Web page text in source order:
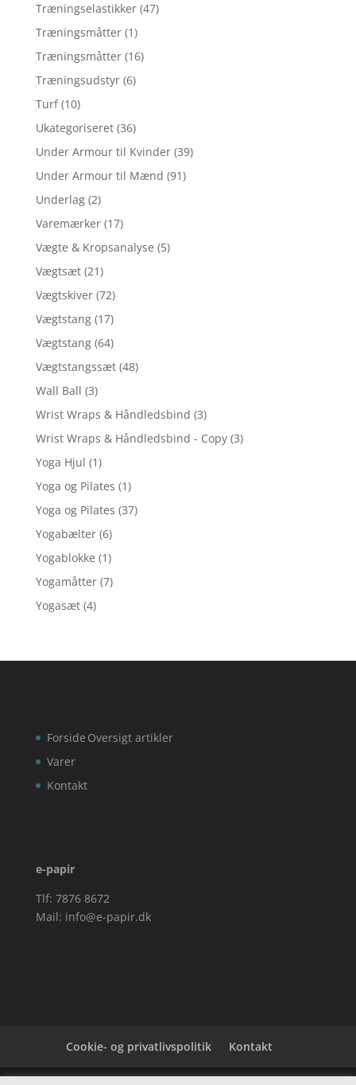
Træningselastikker (47)
Træningsmåtter (1)
Træningsmåtter (16)
Træningsudstyr (6)
Turf (10)
Ukategoriseret (36)
Under Armour til Kvinder (39)
Under Armour til Mænd (91)
Underlag (2)
Varemærker (17)
Vægte & Kropsanalyse (5)
Vægtsæt (21)
Vægtskiver (72)
Vægtstang (17)
Vægtstang (64)
Vægtstangssæt (48)
Wall Ball (3)
Wrist Wraps & Håndledsbind (3)
Wrist Wraps & Håndledsbind - Copy (3)
Yoga Hjul (1)
Yoga og Pilates (1)
Yoga og Pilates (37)
Yogabælter (6)
Yogablokke (1)
Yogamåtter (7)
Yogasæt (4)
Forside
Varer
Kontakt
Oversigt artikler
e-papir
Tlf: 7876 8672
Mail: info@e-papir.dk
Cookie- og privatlivspolitik Kontakt